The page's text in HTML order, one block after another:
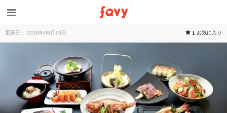
更新日： 2018年09月13日 1 お気に入り